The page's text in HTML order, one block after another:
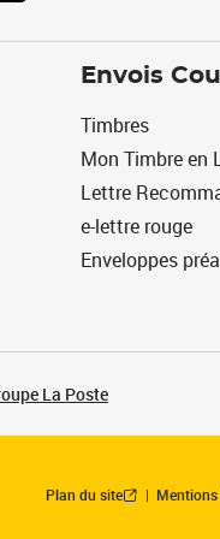
Envois
Timbres
Mon Timbre en
Lettre
e-lettre rouge
Enveloppes
La Poste
Plan du site